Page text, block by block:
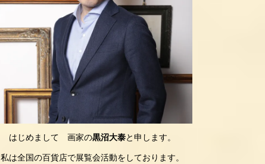
はじめまして 画家の黒沼大泰と申します。
私は全国の百貨店で展覧会活動をしております。